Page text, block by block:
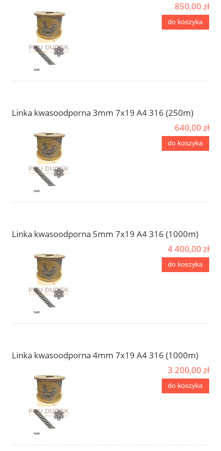
850,00 zł
do koszyka
Linka kwasoodporna 3mm 7x19 A4 316 (250m)
640,00 zł
do koszyka
Linka kwasoodporna 5mm 7x19 A4 316 (1000m)
4 400,00 zł
do koszyka
Linka kwasoodporna 4mm 7x19 A4 316 (1000m)
3 200,00 zł
do koszyka